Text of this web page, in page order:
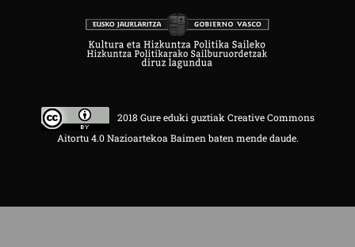
2018 Gure eduki guztiak Creative Commons
Aitortu 4.0 Nazioartekoa Baimen baten mende daude.